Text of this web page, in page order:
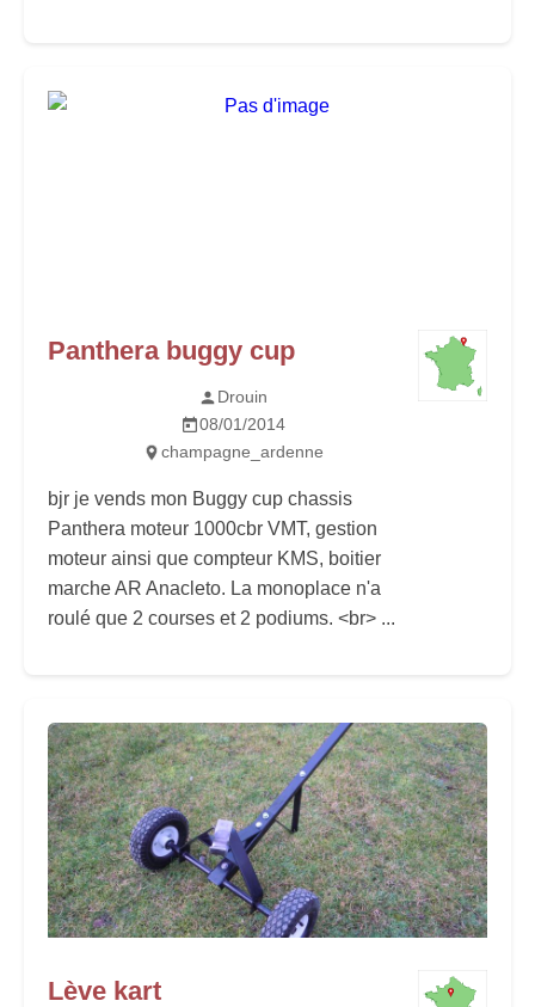
Panthera buggy cup
Drouin
08/01/2014
champagne_ardenne
bjr je vends mon Buggy cup chassis
Panthera moteur 1000cbr VMT, gestion
moteur ainsi que compteur KMS, boitier
marche AR Anacleto. La monoplace n'a
roulé que 2 courses et 2 podiums. <br> ...
Lève kart